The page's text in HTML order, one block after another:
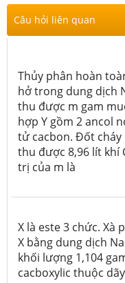
Câu hỏi liên quan
Thủy phân hoàn
hở trong dung dịch
thu được m gam
hợp Y gồm 2 ancol
tử cacbon. Đốt cháy
thu được 8,96 lít khí
trị của m là
X là este 3 chức. Xà
X bằng dung dịch
khối lượng 1,104
cacboxylic thuộc